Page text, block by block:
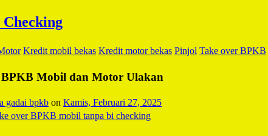
Kredit mobil bekas Kredit motor bekas Pinjol Take over BPKB
Mobil dan Motor Ulakan
gadai bpkb on Kamis, Februari 27, 2025